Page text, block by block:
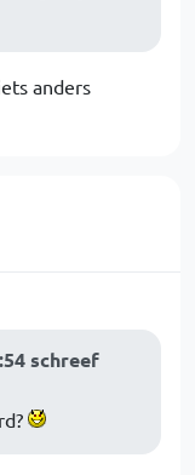
anders
schreef